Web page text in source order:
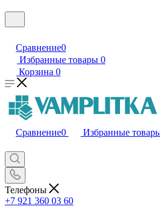
Сравнение0
Избранные товары 0
Корзина 0
Сравнение0 Избранные
Телефоны
+7 921 360 03 60